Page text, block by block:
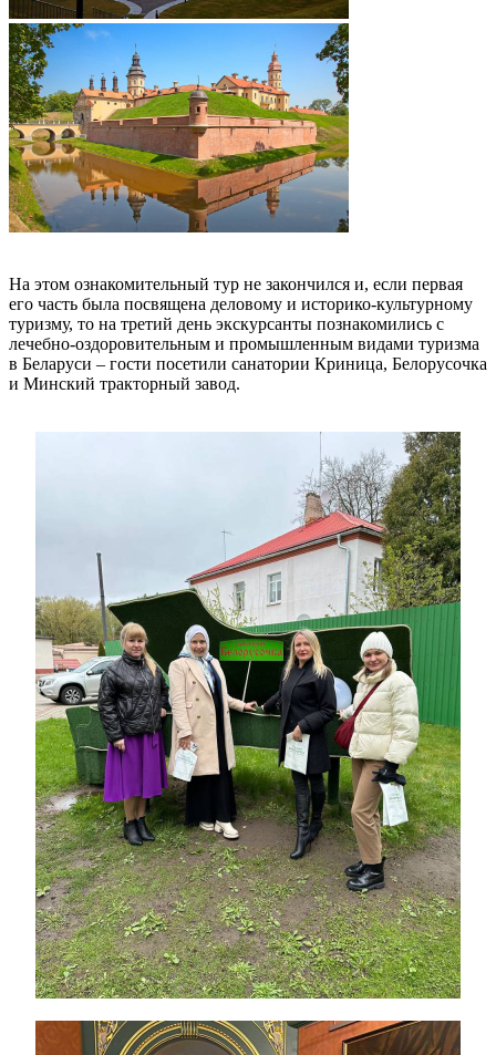
На этом ознакомительный тур не закончился и, если первая
его часть была посвящена деловому и историко-культурному
туризму, то на третий день экскурсанты познакомились с
лечебно-оздоровительным и промышленным видами туризма
в Беларуси – гости посетили санатории Криница, Белорусочка
и Минский тракторный завод.